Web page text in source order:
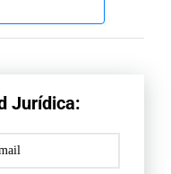
Jurídica: